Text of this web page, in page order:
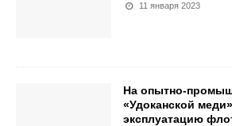
11 января 2023
На опытно-
«Удоканской
эксплуатацию